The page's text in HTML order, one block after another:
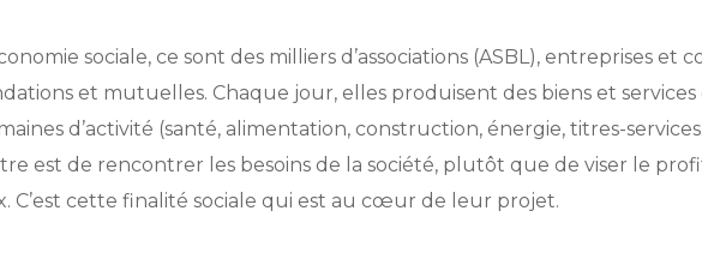
sociale, ce sont des milliers d’associations (ASBL), entreprises et
et mutuelles. Chaque jour, elles produisent des biens et
d’activité (santé, alimentation, construction, énergie, titres-
est de rencontrer les besoins de la société, plutôt que de viser le
C’est cette finalité sociale qui est au cœur de leur projet.